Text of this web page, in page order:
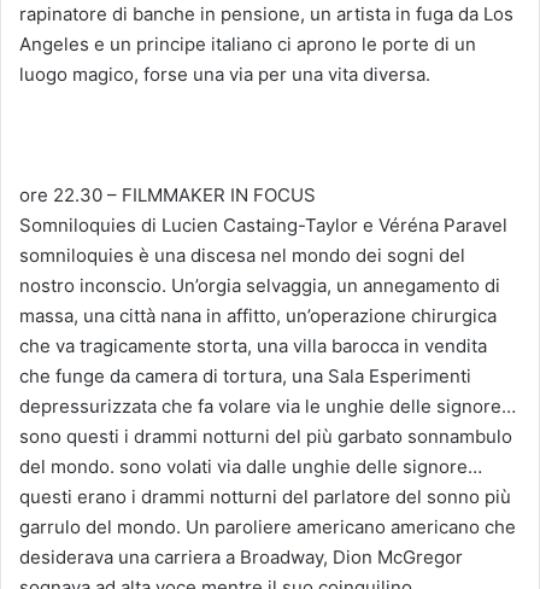
rapinatore di banche in pensione, un artista in fuga da Los
Angeles e un principe italiano ci aprono le porte di un
luogo magico, forse una via per una vita diversa.
ore 22.30 – FILMMAKER IN FOCUS
Somniloquies di Lucien Castaing-Taylor e Véréna Paravel
somniloquies è una discesa nel mondo dei sogni del
nostro inconscio. Un’orgia selvaggia, un annegamento di
massa, una città nana in affitto, un’operazione chirurgica
che va tragicamente storta, una villa barocca in vendita
che funge da camera di tortura, una Sala Esperimenti
depressurizzata che fa volare via le unghie delle signore…
sono questi i drammi notturni del più garbato sonnambulo
del mondo. sono volati via dalle unghie delle signore…
questi erano i drammi notturni del parlatore del sonno più
garrulo del mondo. Un paroliere americano americano che
desiderava una carriera a Broadway, Dion McGregor